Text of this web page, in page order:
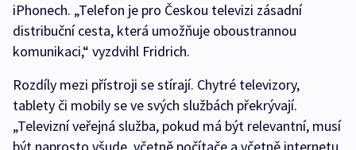
iPhonech. „Telefon je pro Českou televizi zásadní
distribuční cesta, která umožňuje oboustrannou
komunikaci,“ vyzdvihl Fridrich.
Rozdíly mezi přístroji se stírají. Chytré televizory,
tablety či mobily se ve svých službách překrývají.
„Televizní veřejná služba, pokud má být relevantní, musí